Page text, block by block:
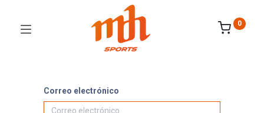
0
Correo electrónico